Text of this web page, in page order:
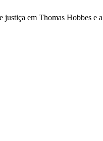
em Thomas Hobbes e